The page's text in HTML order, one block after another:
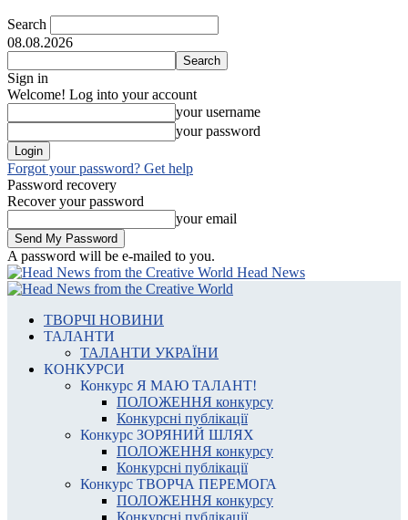
Search
08.08.2026
Sign in
Welcome! Log into your account
your username
your password
Forgot your password? Get help
Password recovery
Recover your password
your email
A password will be e-mailed to you.
Head News
ТВОРЧІ НОВИНИ
ТАЛАНТИ
ТАЛАНТИ УКРАЇНИ
КОНКУРСИ
Конкурс Я МАЮ ТАЛАНТ!
ПОЛОЖЕННЯ конкурсу
Конкурсні публікації
Конкурс ЗОРЯНИЙ ШЛЯХ
ПОЛОЖЕННЯ конкурсу
Конкурсні публікації
Конкурс ТВОРЧА ПЕРЕМОГА
ПОЛОЖЕННЯ конкурсу
Конкурсні публікації